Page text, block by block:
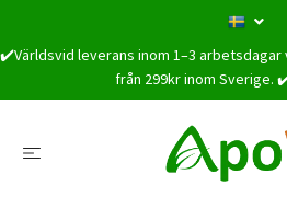
✔️Världsvid leverans inom 1–3 arbetsdagar
från 299kr inom Sverige.